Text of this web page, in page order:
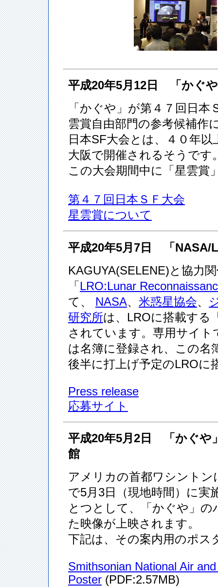
平成20年5月12日 「かぐ
「かぐや」が第４７回日
雲賞自由部門の参考候補作
日本SF大会とは、４０年
大阪で開催されるそうです
この大会期間中に「星雲賞
第４７回日本ＳＦ大会
星雲賞について
平成20年5月7日 「NASA/
KAGUYA(SELENE)と協力
「 LRO:Lunar
て、 NASA、 米惑星協会、
研究所は、LROに搭載する
されています。専用サイ
は名簿に登録され、この名
後半に打上げ予定のLROに
Press release
応募サイト
平成20年5月2日 「かぐや
館
アメリカの首都ワシント
で5月3日（現地時間）に実
とつとして、「かぐや」
た映像が上映されます。
下記は、その案内用のポス
Smithsonian National Air
Poster (PDF:2.57MB)